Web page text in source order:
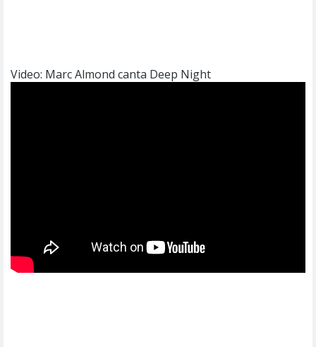
Video: Marc Almond canta Deep Night